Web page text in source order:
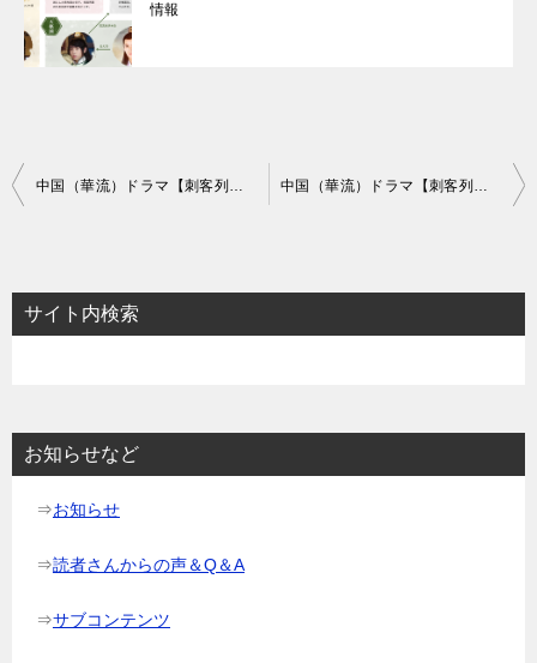
情報
投
ビ
ゲ
ョ
中国（華流）ドラマ【刺客列伝】あらすじ16話～18話と感想-遖宿の猛攻 中国（華流）ドラマ【刺客列伝】あらすじ22話～24話と感想-慕容黎の企み
サイト内検索
お知らせなど
⇒お知らせ
⇒読者さんからの声＆Q＆A
⇒サブコンテンツ